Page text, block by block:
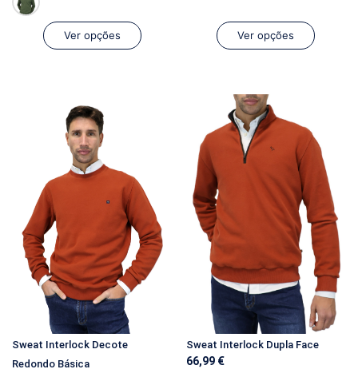
Ver opções Ver opções
Sweat Interlock Decote
Redondo Básica
Sweat Interlock Dupla Face
66,99 €